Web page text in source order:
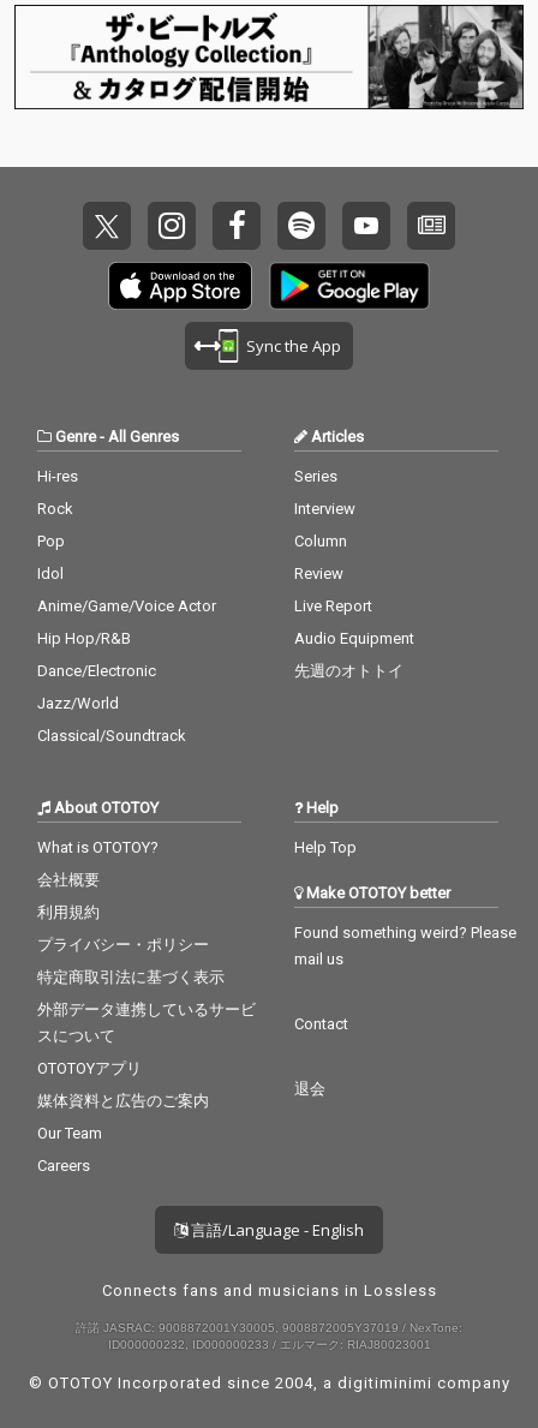
Sync the App
Genre- All Genres
Hi-res
Rock
Pop
Idol
Anime/Game/Voice Actor
Hip Hop/R&B
Dance/Electronic
Jazz/World
Classical/Soundtrack
Articles
Series
Interview
Column
Review
Live Report
Audio Equipment
先週のオトトイ
About OTOTOY
What is OTOTOY?
会社概要
利用規約
プライバシー・ポリシー
特定商取引法に基づく表示
外部データ連携しているサービ
スについて
OTOTOYアプリ
媒体資料と広告のご案内
Our Team
Careers
Help
Help Top
Make OTOTOY better
Found something weird? Please
mail us
Contact
退会
言語/Language - English
Connects fans and musicians in Lossless
許諾 JASRAC: 9008872001Y30005, 9008872005Y37019 / NexTone:
ID000000232, ID000000233 / エルマーク: RIAJ80023001
© OTOTOY Incorporated since 2004, a digitiminimi company